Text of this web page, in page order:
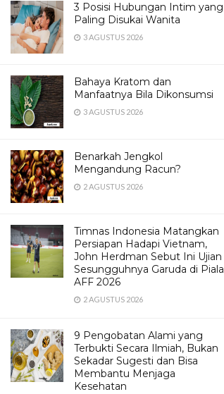
3 Posisi Hubungan Intim yang
Paling Disukai Wanita
3 AGUSTUS 2026
Bahaya Kratom dan
Manfaatnya Bila Dikonsumsi
3 AGUSTUS 2026
Benarkah Jengkol
Mengandung Racun?
2 AGUSTUS 2026
Timnas Indonesia Matangkan
Persiapan Hadapi Vietnam,
John Herdman Sebut Ini Ujian
Sesungguhnya Garuda di Piala
AFF 2026
2 AGUSTUS 2026
9 Pengobatan Alami yang
Terbukti Secara Ilmiah, Bukan
Sekadar Sugesti dan Bisa
Membantu Menjaga
Kesehatan